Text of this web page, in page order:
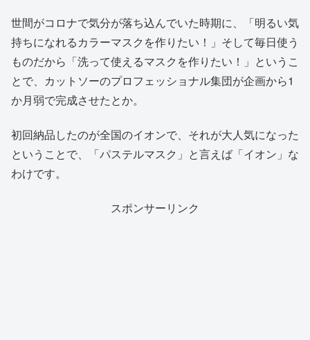
世間がコロナで気分が落ち込んでいた時期に、「明るい気
持ちになれるカラーマスクを作りたい！」そして毎日使う
ものだから「洗って使えるマスクを作りたい！」というこ
とで、カットソーのプロフェッショナル集団が企画から1
か月弱で完成させたとか。
初回納品したのが全国のイオンで、それが大人気になった
ということで、「パステルマスク」と言えば「イオン」な
わけです。
スポンサーリンク